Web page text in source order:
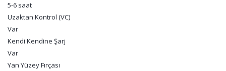
5-6 saat
Uzaktan Kontrol (VC)
Var
Kendi Kendine Şarj
Var
Yan Yüzey Fırçası